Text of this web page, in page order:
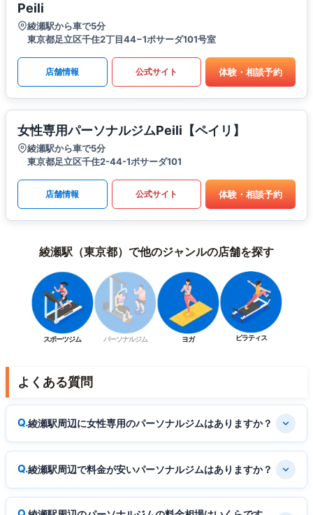
Peili
綾瀬駅から車で5分
東京都足立区千住2丁目44−1ポサーダ101号室
店舗情報 公式サイト 体験・相談予約
女性専用パーソナルジムPeili【ペイリ】
綾瀬駅から車で5分
東京都足立区千住2-44-1ポサーダ101
店舗情報 公式サイト 体験・相談予約
綾瀬駅（東京都）で他のジャンルの店舗を探す
スポーツジム パーソナルジム ヨガ ピラティス
よくある質問
綾瀬駅周辺に女性専用のパーソナルジムはありますか？
綾瀬駅周辺で料金が安いパーソナルジムはありますか？